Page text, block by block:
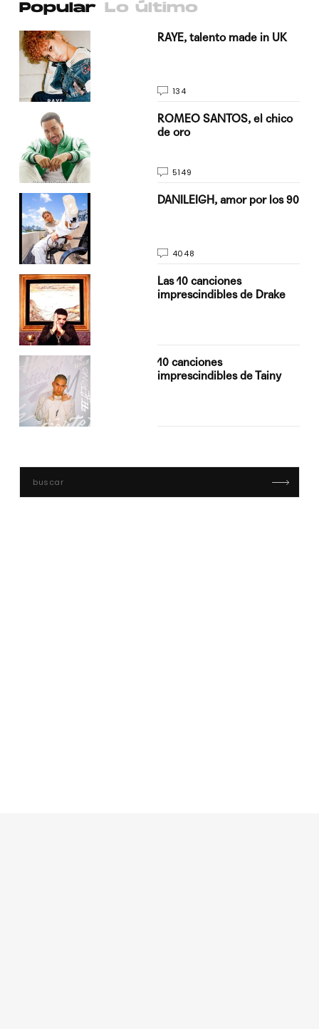
Popular Lo último
RAYE, talento made in UK
134
ROMEO SANTOS, el chico
de oro
5149
DANILEIGH, amor por los 90
4048
Las 10 canciones
imprescindibles de Drake
10 canciones
imprescindibles de Tainy